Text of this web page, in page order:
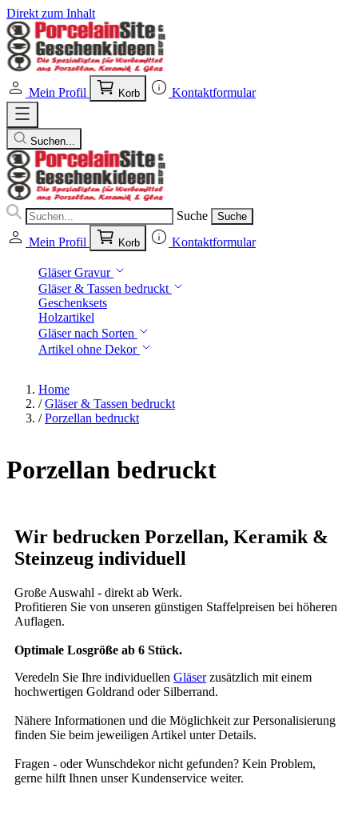
Direkt zum Inhalt
Mein Profil Korb Kontaktformular
Suchen...
Suche Suche
Mein Profil Korb Kontaktformular
Gläser Gravur
Gläser & Tassen bedruckt
Geschenksets
Holzartikel
Gläser nach Sorten
Artikel ohne Dekor
Home
/ Gläser & Tassen bedruckt
/ Porzellan bedruckt
Porzellan bedruckt
Wir bedrucken Porzellan, Keramik &
Steinzeug individuell
Große Auswahl - direkt ab Werk.
Profitieren Sie von unseren günstigen Staffelpreisen bei höheren
Auflagen.
Optimale Losgröße ab 6 Stück.
Veredeln Sie Ihre individuellen Gläserzusätzlich mit einem
hochwertigen Goldrand oder Silberrand.
Nähere Informationen und die Möglichkeit zur Personalisierung
finden Sie beim jeweiligen Artikel unter Details.
Fragen - oder Wunschdekor nicht gefunden? Kein Problem,
gerne hilft Ihnen unser Kundenservice weiter.